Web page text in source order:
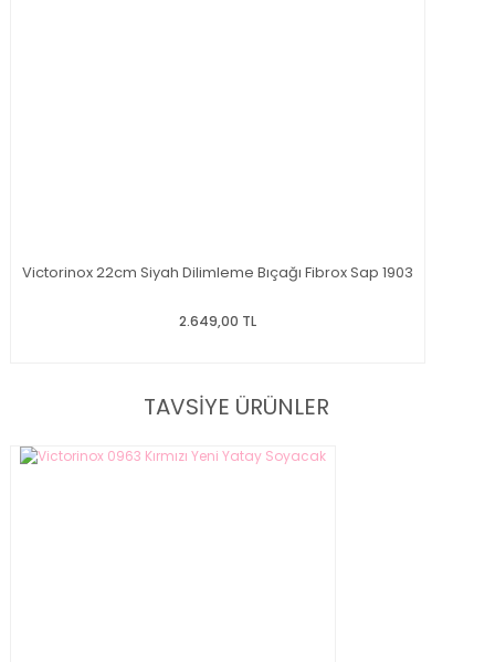
Victorinox 22cm Siyah Dilimleme Bıçağı Fibrox Sap 1903
2.649,00 TL
TAVSİYE ÜRÜNLER